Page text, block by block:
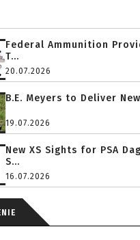
Federal Ammunition
T...
20.07.2026
B.E. Meyers to Deliver
19.07.2026
New XS Sights for PSA
S...
16.07.2026